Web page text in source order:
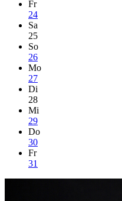
Fr
24
Sa
25
So
26
Mo
27
Di
28
Mi
29
Do
30
Fr
31